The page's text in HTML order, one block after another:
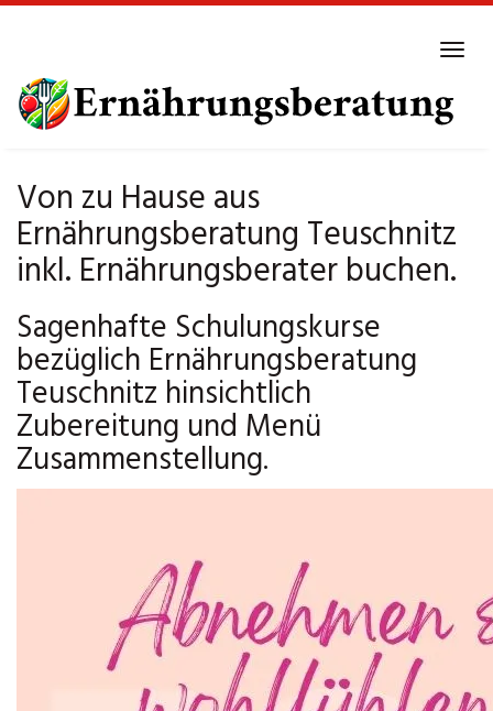
main
content
Von zu Hause aus
Ernährungsberatung Teuschnitz
inkl. Ernährungsberater buchen.
Sagenhafte Schulungskurse
bezüglich Ernährungsberatung
Teuschnitz hinsichtlich
Zubereitung und Menü
Zusammenstellung.